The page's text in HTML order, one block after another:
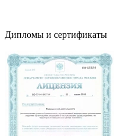
Дипломы и сертификаты